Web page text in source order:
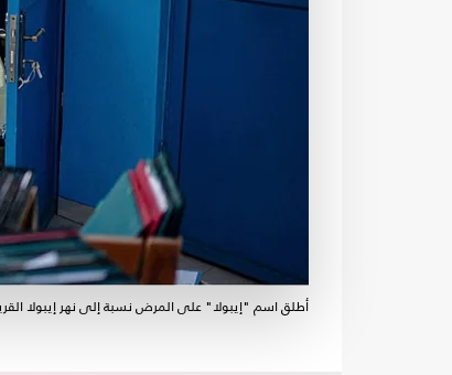
أطلق اسم "إيبولا" على المرض نسبة إلى نهر إيبولا